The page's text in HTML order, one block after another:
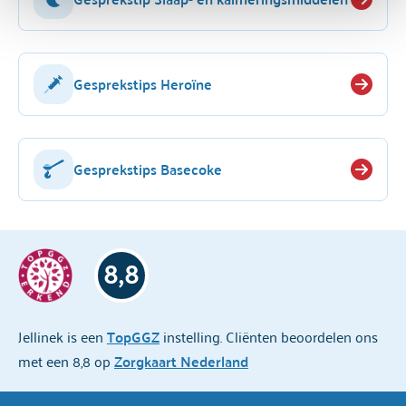
Gesprekstips Heroïne
Gesprekstips Basecoke
Jellinek is eenTopGGZinstelling. Cliënten beoordelen ons
met een 8,8 opZorgkaart Nederland
8,8